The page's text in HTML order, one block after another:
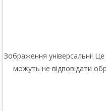
Зображення універсальні!
можуть не відповідати